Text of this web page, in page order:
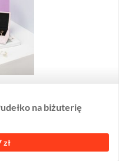
na biżuterię
zł